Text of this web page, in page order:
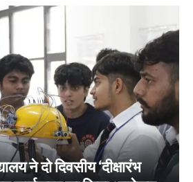
ने दो दिवसीय ‘दीक्षारंभ